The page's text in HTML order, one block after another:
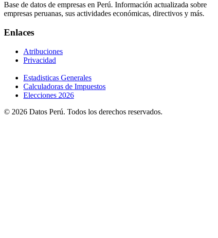
Base de datos de empresas en Perú. Información actualizada sobre
empresas peruanas, sus actividades económicas, directivos y más.
Enlaces
Atribuciones
Privacidad
Estadisticas Generales
Calculadoras de Impuestos
Elecciones 2026
© 2026 Datos Perú. Todos los derechos reservados.